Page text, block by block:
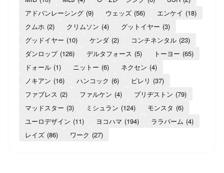
アドバンレーシング (9) ウェッズ (56) エンケイ (18)
クムホ (2) クリムソン (4) グットイヤー (3)
グッドイヤー (10) ケンダ (2) コンチネンタル (23)
ダンロップ (126) デルタフォース (5) トーヨー (65)
ドォール (1) ニットー (6) ネクセン (4)
ノキアン (16) ハンコック (6) ピレリ (37)
ファブレス (2) ファルケン (4) ブリヂストン (79)
マッドスター (3) ミシュラン (124) モンスタ (6)
ユーロデザイン (11) ヨコハマ (194) ララパーム (4)
レイズ (86) ワーク (27)